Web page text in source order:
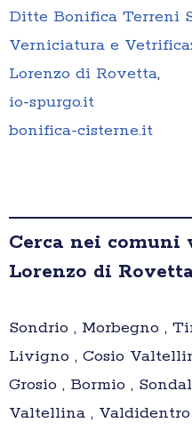
Ditte Bonifica Terreni
Verniciatura e
Lorenzo di Rovetta,
io-spurgo.it
bonifica-cisterne.it
Cerca nei comuni
Lorenzo di
Sondrio , Morbegno ,
Livigno , Cosio
Grosio , Bormio ,
Valtellina ,